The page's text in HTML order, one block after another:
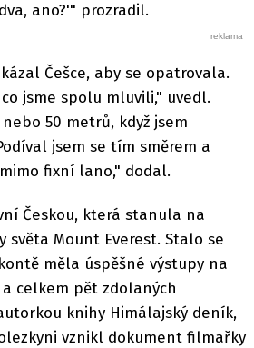
ano?'" prozradil.
Češce, aby se opatrovala.
jsme spolu mluvili," uvedl.
50 metrů, když jsem
jsem se tím směrem a
fixní lano," dodal.
Českou, která stanula na
světa Mount Everest. Stalo se
měla úspěšné výstupy na
a celkem pět zdolaných
knihy Himálajský deník,
vznikl dokument filmařky